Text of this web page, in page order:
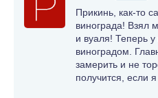
Прикинь, как-то
винограда! Взял
и вуаля! Теперь
виноградом.
замерить и не
получится, если